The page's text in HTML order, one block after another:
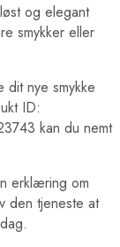
og elegant
smykker eller
nye smykke
ID:
kan du nemt
erklæring om
den tjeneste at